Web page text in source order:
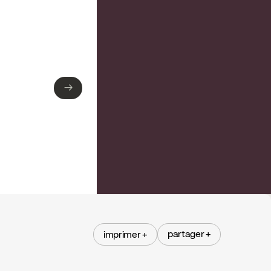
→
imprimer + partager +